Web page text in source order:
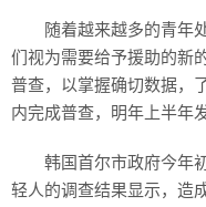
随着越来越多的青年
们视为需要给予援助的新
普查，以掌握确切数据，
内完成普查，明年上半年
韩国首尔市政府今年
轻人的调查结果显示，造